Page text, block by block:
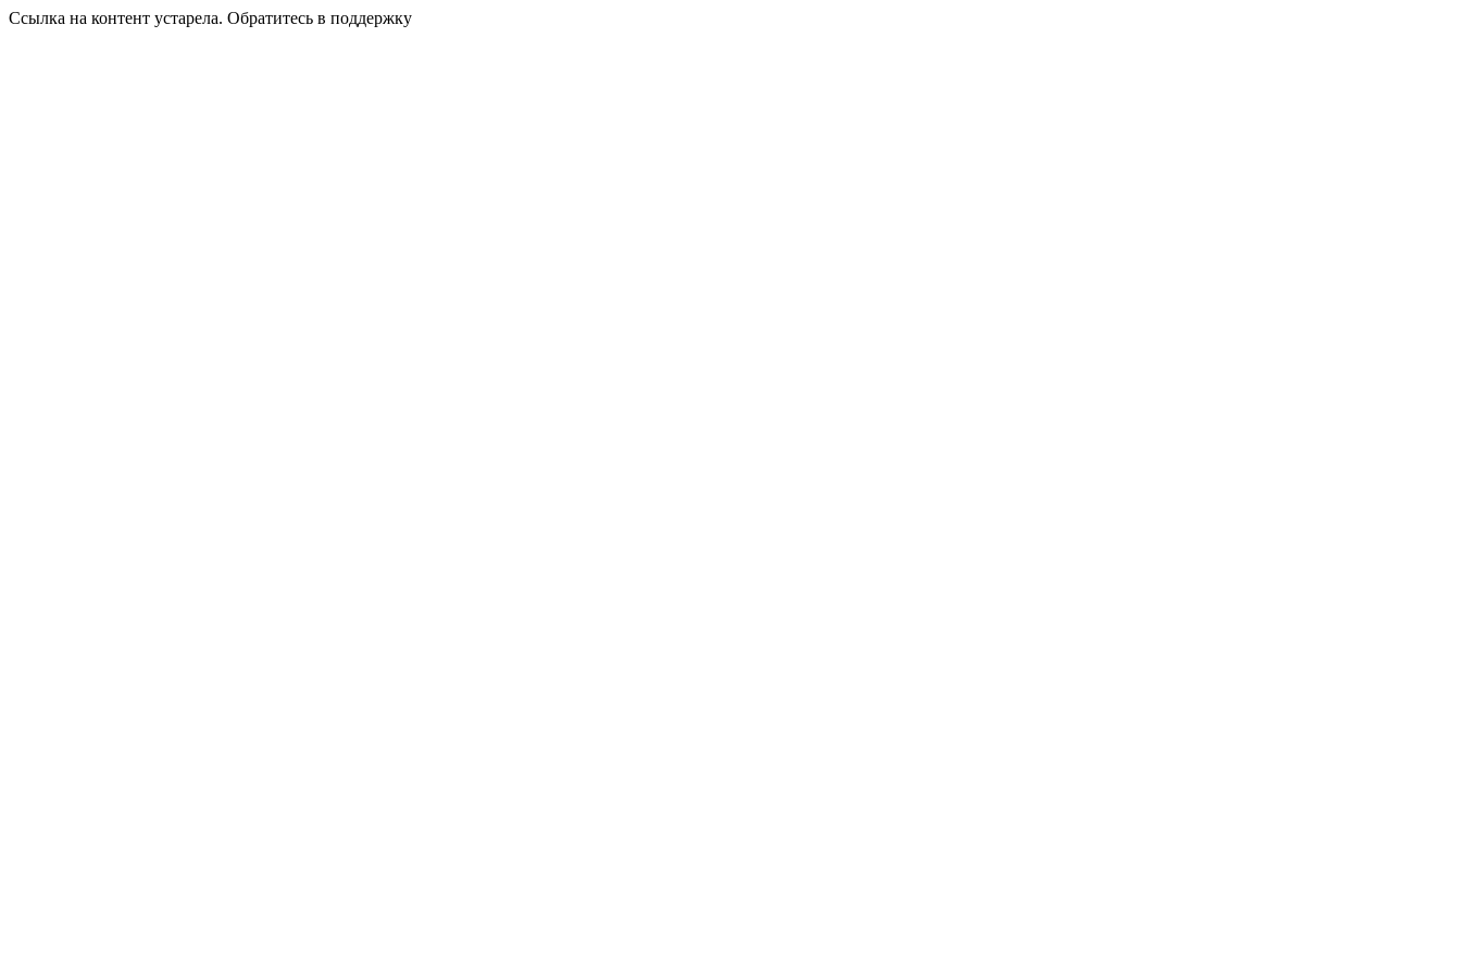
Ссылка на контент устарела. Обратитесь в поддержку